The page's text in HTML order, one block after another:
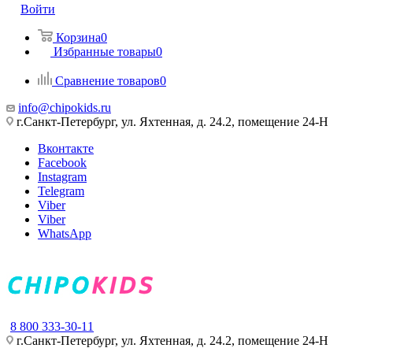
Войти
Корзина0
Избранные товары0
Сравнение товаров0
info@chipokids.ru
г.Санкт-Петербург, ул. Яхтенная, д. 24.2, помещение 24-Н
Вконтакте
Facebook
Instagram
Telegram
Viber
Viber
WhatsApp
8 800 333-30-11
г.Санкт-Петербург, ул. Яхтенная, д. 24.2, помещение 24-Н